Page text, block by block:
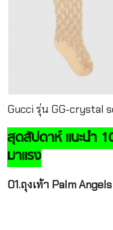
Gucci รุ่น GG-crystal
สุดสัปดาห์ แนะนำ
มาแรง
01.ถุงเท้า Palm Angels